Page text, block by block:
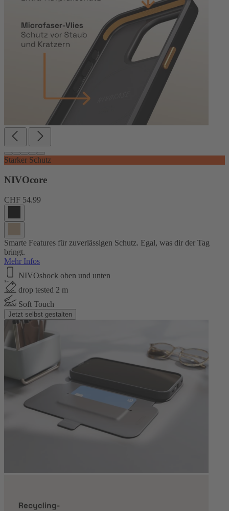
Starker Schutz
NIVOcore
CHF 54.99
Smarte Features für zuverlässigen Schutz. Egal, was dir der Tag
bringt.
Mehr Infos
NIVOshock oben und unten
drop tested 2 m
Soft Touch
Jetzt selbst gestalten